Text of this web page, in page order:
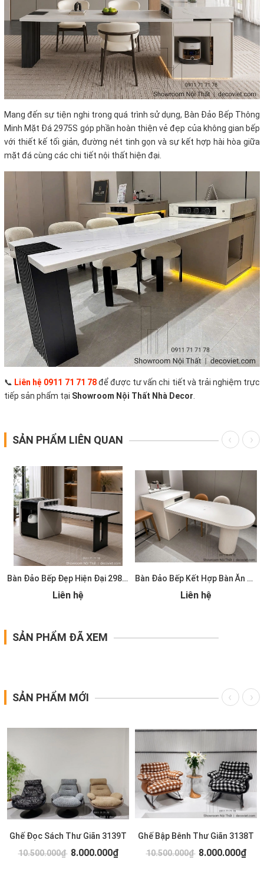
Mang đến sự tiện nghi trong quá trình sử dụng, Bàn Đảo Bếp Thông
Minh Mặt Đá 2975S góp phần hoàn thiện vẻ đẹp của không gian bếp
với thiết kế tối giản, đường nét tinh gọn và sự kết hợp hài hòa giữa
mặt đá cùng các chi tiết nội thất hiện đại.
📞 Liên hệ 0911 71 71 78để được tư vấn chi tiết và trải nghiệm trực
tiếp sản phẩm tại Showroom Nội Thất Nhà Decor.
SẢN PHẨM LIÊN QUAN
Bàn Đảo Bếp Đẹp Hiện Đại 2986S
Liên hệ
Bàn Đảo Bếp Kết Hợp Bàn Ăn 2985S
Liên hệ
SẢN PHẨM ĐÃ XEM
SẢN PHẨM MỚI
Ghế Đọc Sách Thư Giãn 3139T
10.500.000₫ 8.000.000₫
Ghế Bập Bênh Thư Giãn 3138T
10.500.000₫ 8.000.000₫